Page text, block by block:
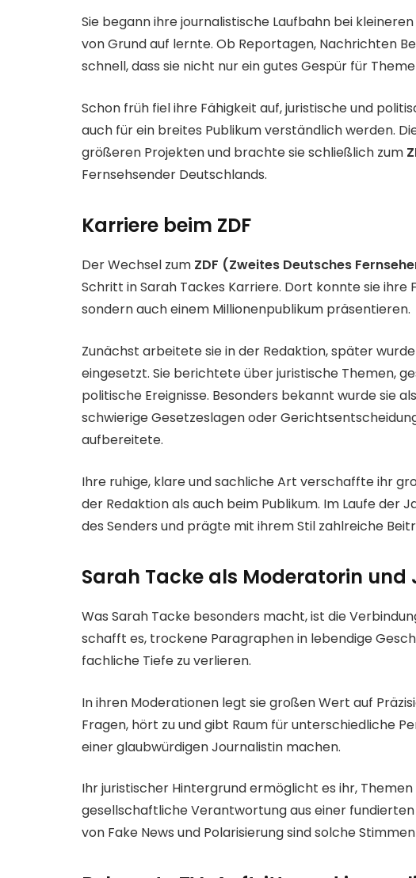
Sie begann ihre journalistische Laufbahn bei
von Grund auf lernte. Ob Reportagen, Nachrichten
schnell, dass sie nicht nur ein gutes Gespür für
Schon früh fiel ihre Fähigkeit auf, juristische und
auch für ein breites Publikum verständlich werden.
größeren Projekten und brachte sie schließlich zum
Fernsehsender Deutschlands.
Karriere beim ZDF
Der Wechsel zum ZDF (Zweites Deutsches
Schritt in Sarah Tackes Karriere. Dort konnte sie ihre
sondern auch einem Millionenpublikum präsentieren.
Zunächst arbeitete sie in der Redaktion, später
eingesetzt. Sie berichtete über juristische Themen,
politische Ereignisse. Besonders bekannt wurde sie als
schwierige Gesetzeslagen oder
aufbereitete.
Ihre ruhige, klare und sachliche Art verschaffte ihr
der Redaktion als auch beim Publikum. Im Laufe der
des Senders und prägte mit ihrem Stil zahlreiche
Sarah Tacke als Moderatorin und
Was Sarah Tacke besonders macht, ist die
schafft es, trockene Paragraphen in lebendige
fachliche Tiefe zu verlieren.
In ihren Moderationen legt sie großen Wert auf
Fragen, hört zu und gibt Raum für unterschiedliche
einer glaubwürdigen Journalistin machen.
Ihr juristischer Hintergrund ermöglicht es ihr,
gesellschaftliche Verantwortung aus einer
von Fake News und Polarisierung sind solche